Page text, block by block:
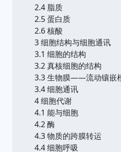
2.4 脂质
2.5 蛋白质
2.6 核酸
3 细胞结构与细胞通讯
3.1 细胞的结构
3.2 真核细胞的结构
3.3 生物膜——流动镶嵌
3.4 细胞通讯
4 细胞代谢
4.1 能与细胞
4.2 酶
4.3 物质的跨膜转运
4.4 细胞呼吸